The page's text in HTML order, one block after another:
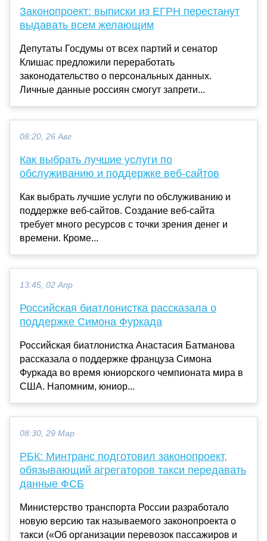
Законопроект: выписки из ЕГРН перестанут
выдавать всем желающим
Депутаты Госдумы от всех партий и сенатор
Клишас предложили переработать
законодательство о персональных данных.
Личные данные россиян смогут запрети...
08:20, 26 Авг
Как выбрать лучшие услуги по
обслуживанию и поддержке веб-сайтов
Как выбрать лучшие услуги по обслуживанию и
поддержке веб-сайтов. Создание веб-сайта
требует много ресурсов с точки зрения денег и
времени. Кроме...
13:45, 02 Апр
Российская биатлонистка рассказала о
поддержке Симона Фуркада
Российская биатлонистка Анастасия Батманова
рассказала о поддержке француза Симона
Фуркада во время юниорского чемпионата мира в
США. Напомним, юниор...
08:30, 29 Мар
РБК: Минтранс подготовил законопроект,
обязывающий агрегаторов такси передавать
данные ФСБ
Министерство транспорта России разработало
новую версию так называемого законопроекта о
такси («Об организации перевозок пассажиров и